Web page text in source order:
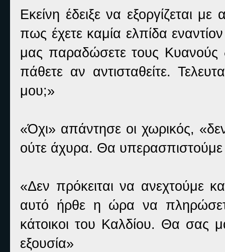
Εκείνη έδειξε να εξοργίζεται
πως έχετε καμία ελπίδα
μας παραδώσετε τους Κυανούς
πάθετε αν αντισταθείτε.
μου;»
«Όχι» απάντησε οι χωρικός,
ούτε άχυρα. Θα
«Δεν πρόκειται να ανεχτούμε
αυτό ήρθε η ώρα να
κάτοικοι του Καλδίου. Θα σας
εξουσία»